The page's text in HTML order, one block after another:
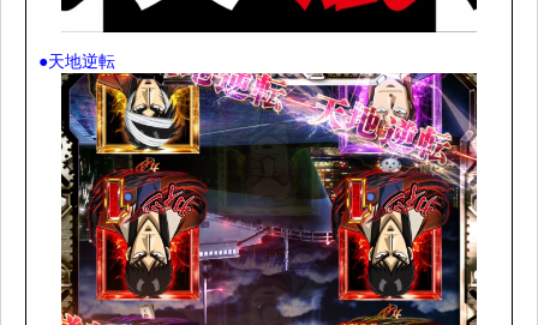
●天地逆転